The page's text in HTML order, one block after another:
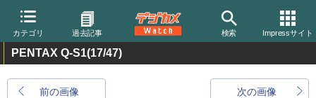
カテゴリ 過去記事 検索 Impressサイト
PENTAX Q-S1(17/47)
前の画像 次の画像